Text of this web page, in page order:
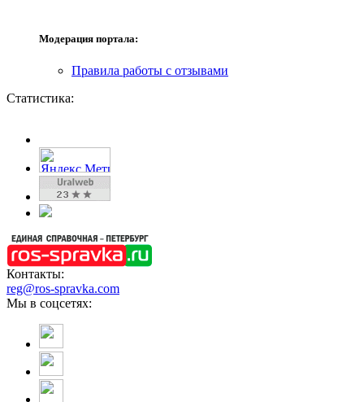
Модерация портала:
Правила работы с отзывами
Статистика:
Контакты:
reg@ros-spravka.com
Мы в соцсетях: